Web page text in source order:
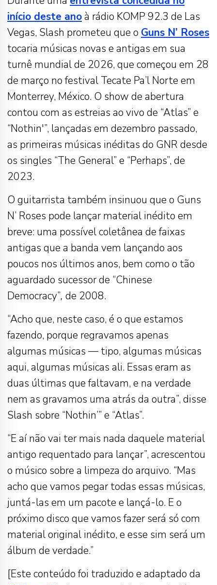
início deste anoà rádio KOMP 92.3 de Las
Vegas, Slash prometeu que o Guns N’ Roses
tocaria músicas novas e antigas em sua
turnê mundial de 2026, que começou em 28
de março nofestival Tecate Pa’l Norte em
Monterrey, México. O show de abertura
contou com as estreias ao vivo de “Atlas” e
“Nothin'”, lançadas em dezembro passado,
as primeiras músicas inéditas do GNR desde
os singles “The General” e “Perhaps”, de
2023.
O guitarrista também insinuou que o Guns
N’ Roses pode lançar material inédito em
breve: uma possível coletânea de faixas
antigas que a banda vem lançando aos
poucos nos últimos anos, bem como o tão
aguardado sucessor de “Chinese
Democracy”, de 2008.
“Acho que, neste caso, é o que estamos
fazendo, porque regravamos apenas
algumas músicas — tipo, algumas músicas
aqui, algumas músicas ali. Essas eram as
duas últimas que faltavam, e na verdade
nem as gravamos uma atrás da outra”, disse
Slash sobre “Nothin’” e “Atlas”.
“E aí não vai ter mais nada daquele material
antigo requentado para lançar”, acrescentou
o músico sobre a limpeza do arquivo. “Mas
acho que vamos pegar todas essas músicas,
juntá-las em um pacote e lançá-lo. E o
próximo disco que vamos fazer será só com
material original inédito, e esse sim será um
álbum de verdade.”
[Este conteúdo foi traduzido e adaptado da